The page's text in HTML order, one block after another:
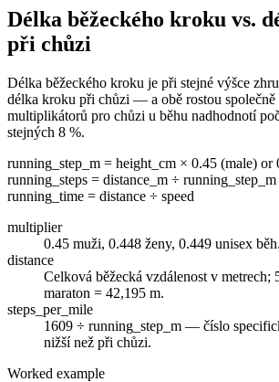
Délka běžeckého kroku vs.
při chůzi
Délka běžeckého kroku je při stejné výšce
délka kroku při chůzi — a obě rostou společně
multiplikátorů pro chůzi u běhu nadhodnotí
stejných 8 %.
running_step_m = height_cm × 0.45 (male) or
running_steps = distance_m ÷ running_step_m
running_time = distance ÷ speed
multiplier
0.45 muži, 0.448 ženy, 0.449 unisex běh.
distance
Celková běžecká vzdálenost v metrech;
maraton = 42,195 m.
steps_per_mile
1609 ÷ running_step_m — číslo
nižší než při chůzi.
Worked example